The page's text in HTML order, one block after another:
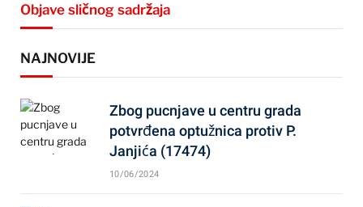
Objave sličnog sadržaja
NAJNOVIJE
Zbog pucnjave u centru grada
potvrđena optužnica protiv P.
Janjića (17474)
10/06/2024